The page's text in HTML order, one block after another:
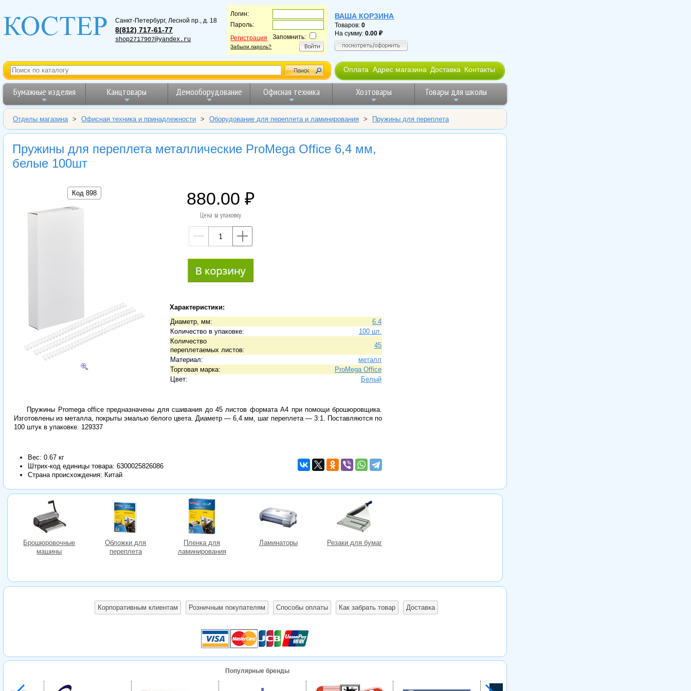
Санкт-Петербург, Лесной пр., д. 18
8(812) 717-61-77
shop2717907@yandex.ru
Логин:
Пароль:
Регистрация
Забыли пароль?
Запомнить:
ВАША КОРЗИНА
Товаров:0
На сумму:0.00
Оплата Адрес магазина Доставка Контакты
Бумажные изделия Канцтовары Демооборудование Офисная техника Хозтовары Товары для школы
Отделы магазина > Офисная техника и принадлежности > Оборудование для переплета и ламинирования > Пружины для переплета
Пружины для переплета металлические ProMega Office 6,4 мм,
белые 100шт
Код 898 880.00
Цена за упаковку
—
Характеристики:
Диаметр, мм:
6.4
Количество в упaковке:
100 шт.
Количество
переплетаемых листов:
45
Материал:
металл
Торговая марка:
ProMega Office
Цвет:
Белый
Пружины Promega office предназначены для сшивания до 45 листов формата А4 при помощи брошюровщика.
Изготовлены из металла, покрыты эмалью белого цвета. Диаметр — 6,4 мм, шаг переплета — 3:1. Поставляются по
100 штук в упаковке. 129337
Вес: 0.67 кг
Штрих-код единицы товара: 6300025826086
Страна происхождения: Китай
Брошюровочные
машины
Обложки для
переплета
Пленка для
ламинирования
Ламинаторы Резаки для бумаг
Корпоративным клиентам Розничным покупателям Способы оплаты Как забрать товар Доставка
Популярные бренды